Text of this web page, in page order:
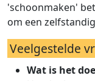
'schoonmaken'
om een
Veelgestelde
Wat is het